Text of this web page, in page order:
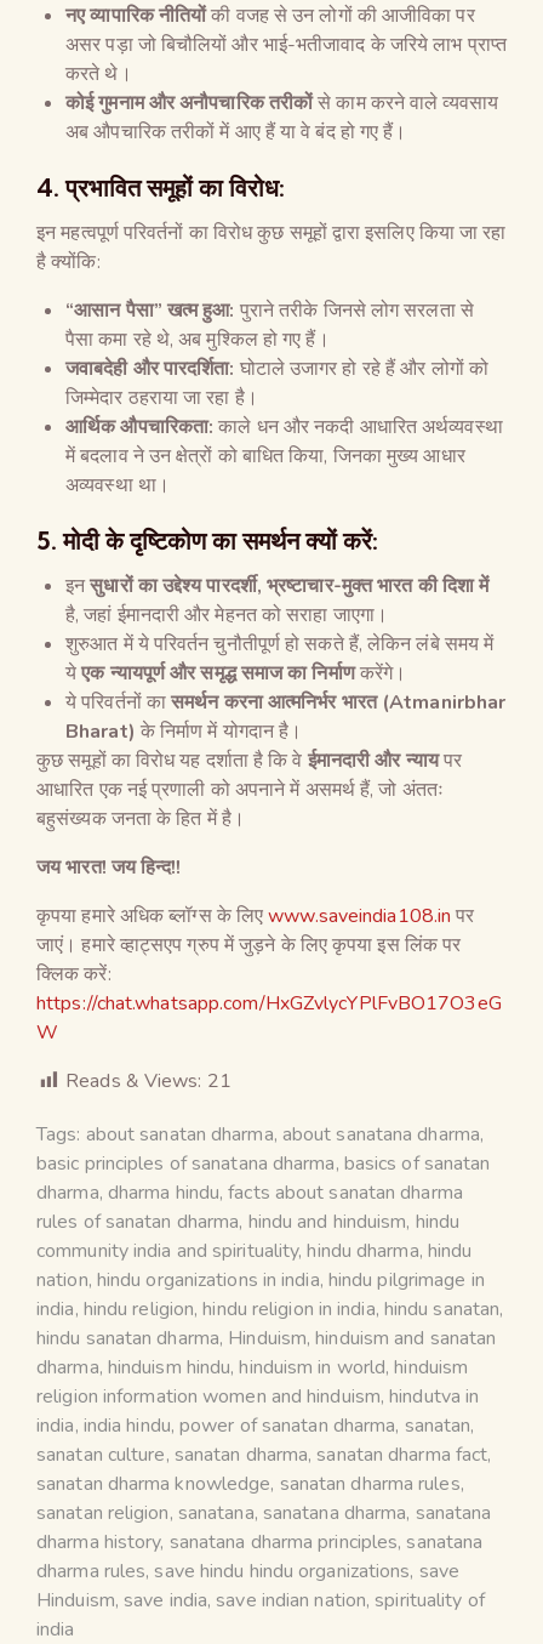
नए व्यापारिक नीतियोंकी वजह से उन लोगों की आजीविका पर
असर पड़ा जो बिचौलियों और भाई-भतीजावाद के जरिये लाभ प्राप्त
करते थे।
कोई गुमनाम और अनौपचारिक तरीकोंसे काम करने वाले व्यवसाय
अब औपचारिक तरीकों में आए हैं या वे बंद हो गए हैं।
4. प्रभावित समूहों का विरोध:
इन महत्वपूर्ण परिवर्तनों का विरोध कुछ समूहों द्वारा इसलिए किया जा रहा
है क्योंकि:
“आसान पैसा” खत्म हुआ: पुराने तरीके जिनसे लोग सरलता से
पैसा कमा रहे थे, अब मुश्किल हो गए हैं।
जवाबदेही और पारदर्शिता: घोटाले उजागर हो रहे हैं और लोगों को
जिम्मेदार ठहराया जा रहा है।
आर्थिक औपचारिकता: काले धन और नकदी आधारित अर्थव्यवस्था
में बदलाव ने उन क्षेत्रों को बाधित किया, जिनका मुख्य आधार
अव्यवस्था था।
5. मोदी के दृष्टिकोण का समर्थन क्यों करें:
इनसुधारों का उद्देश्य पारदर्शी, भ्रष्टाचार-मुक्त भारत की दिशा में
है, जहां ईमानदारी और मेहनत को सराहा जाएगा।
शुरुआत में ये परिवर्तन चुनौतीपूर्ण हो सकते हैं, लेकिन लंबे समय में
येएक न्यायपूर्ण और समृद्ध समाज का निर्माणकरेंगे।
ये परिवर्तनों कासमर्थन करना आत्मनिर्भर भारत (Atmanirbhar
Bharat) के निर्माण में योगदान है।
कुछ समूहों का विरोध यह दर्शाता है कि वे ईमानदारी और न्यायपर
आधारित एक नई प्रणाली को अपनाने में असमर्थ हैं, जो अंततः
बहुसंख्यक जनता के हित में है।
जय भारत! जय हिन्द!!
कृपया हमारे अधिक ब्लॉग्स के लिएwww.saveindia108.in पर
जाएं। हमारे व्हाट्सएप ग्रुप में जुड़ने के लिए कृपया इस लिंक पर
क्लिक करें:
https://chat.whatsapp.com/HxGZvlycYPlFvBO17O3eG
W
Reads & Views: 21
Tags: about sanatan dharma, about sanatana dharma,
basic principles of sanatana dharma, basics of sanatan
dharma, dharma hindu,facts about sanatan dharma
rules of sanatan dharma, hindu and hinduism, hindu
community india and spirituality,hindu dharma, hindu
nation, hindu organizations in india, hindu pilgrimage in
india, hindu religion,hindu religion in india, hindu sanatan,
hindu sanatan dharma, Hinduism,hinduism and sanatan
dharma, hinduism hindu,hinduism in world,hinduism
religion information women and hinduism,hindutva in
india, india hindu,power of sanatan dharma, sanatan,
sanatan culture, sanatan dharma, sanatan dharma fact,
sanatan dharma knowledge, sanatan dharma rules,
sanatan religion, sanatana, sanatana dharma, sanatana
dharma history, sanatana dharma principles, sanatana
dharma rules, save hindu hindu organizations, save
Hinduism, save india, save indian nation, spirituality of
india